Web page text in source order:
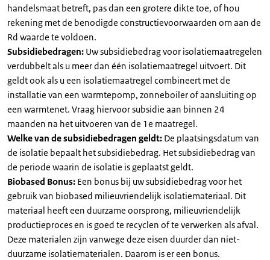
handelsmaat betreft, pas dan een grotere dikte toe, of hou
rekening met de benodigde constructievoorwaarden om aan de
Rd waarde te voldoen.
Subsidiebedragen: Uw subsidiebedrag voor isolatiemaatregelen
verdubbelt als u meer dan één isolatiemaatregel uitvoert. Dit
geldt ook als u een isolatiemaatregel combineert met de
installatie van een warmtepomp, zonneboiler of aansluiting op
een warmtenet. Vraag hiervoor subsidie aan binnen 24
maanden na het uitvoeren van de 1e maatregel.
Welke van de subsidiebedragen geldt: De plaatsingsdatum van
de isolatie bepaalt het subsidiebedrag. Het subsidiebedrag van
de periode waarin de isolatie is geplaatst geldt.
Biobased Bonus: Een bonus bij uw subsidiebedrag voor het
gebruik van biobased milieuvriendelijk isolatiemateriaal. Dit
materiaal heeft een duurzame oorsprong, milieuvriendelijk
productieproces en is goed te recyclen of te verwerken als afval.
Deze materialen zijn vanwege deze eisen duurder dan niet-
duurzame isolatiematerialen. Daarom is er een bonus.